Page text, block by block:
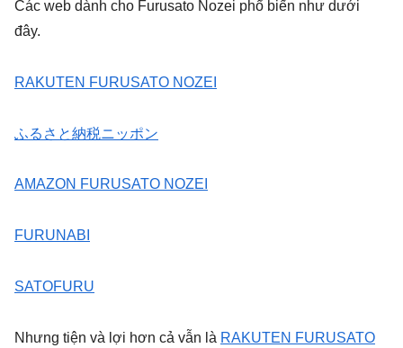
Các web dành cho Furusato Nozei phổ biến như dưới
đây.
RAKUTEN FURUSATO NOZEI
ふるさと納税ニッポン
AMAZON FURUSATO NOZEI
FURUNABI
SATOFURU
Nhưng tiện và lợi hơn cả vẫn là RAKUTEN FURUSATO